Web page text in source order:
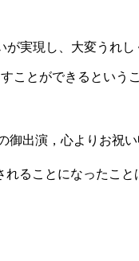
実現し、大変うれし
ことができるというこ
御出演，心よりお祝
ることになったこと